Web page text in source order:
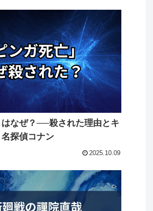
はなぜ？──殺された理由とキ
探偵コナン
2025.10.09